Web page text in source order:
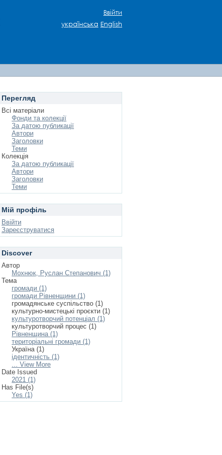
Ввійти
українська English
Перегляд
Всі матеріали
Фонди та колекції
За датою публикації
Автори
Заголовки
Теми
Колекція
За датою публикації
Автори
Заголовки
Теми
Мій профіль
Ввійти
Зареєструватися
Discover
Автор
Мохнюк, Руслан Степанович (1)
Тема
громади (1)
громади Рівненщини (1)
громадянське суспільство (1)
культурно-мистецькі проєкти (1)
культуротворчий потенціал (1)
культуротворчий процес (1)
Рівненщина (1)
територіальні громади (1)
Україна (1)
ідентичність (1)
... View More
Date Issued
2021 (1)
Has File(s)
Yes (1)